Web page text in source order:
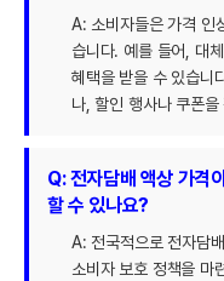
A: 소비자들은 가격 인
습니다. 예를 들어, 대
혜택을 받을 수 있습니
나, 할인 행사나 쿠폰
Q: 전자담배 액상 가격
할 수 있나요?
A: 전국적으로 전자담
소비자 보호 정책을 마